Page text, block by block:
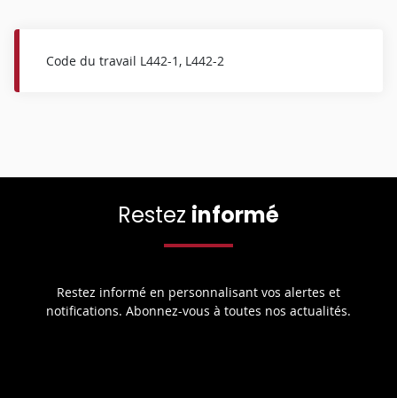
Code du travail L442-1, L442-2
Restez informé
Restez informé en personnalisant vos alertes et
notifications. Abonnez-vous à toutes nos actualités.